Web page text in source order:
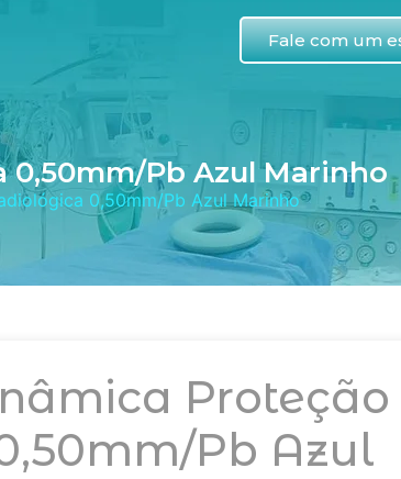
Fale com um
0,50mm/Pb Azul Marinho
0,50mm/Pb Azul Marinho
Proteção
Pb Azul